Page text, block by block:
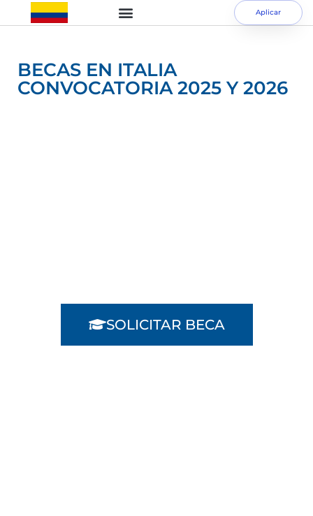
Aplicar
BECAS EN ITALIA
CONVOCATORIA 2025 Y 2026
SOLICITAR BECA